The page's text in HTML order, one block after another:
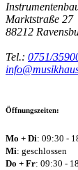
Marktstraße 27
88212
Tel.: 0751/
Öffnungszeiten:
Mo + Di: 09:30 -
Mi: geschlossen
Do + Fr: 09:30 -